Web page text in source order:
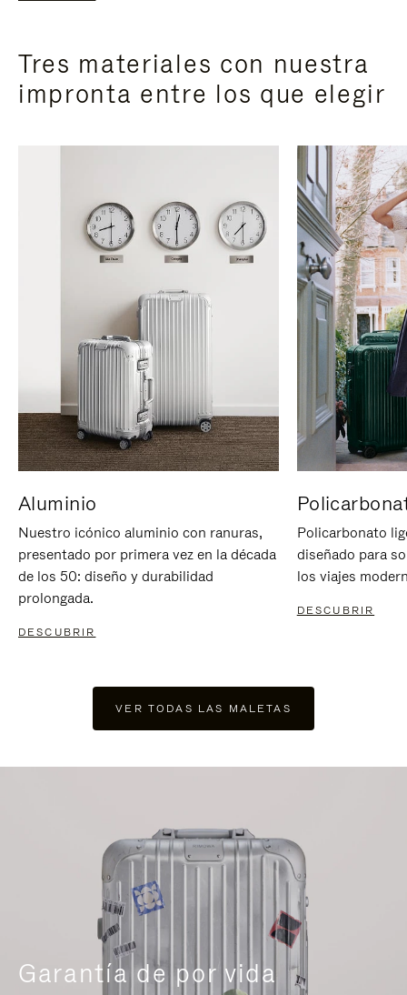
Tres materiales con nuestra
impronta entre los que elegir
Aluminio
Nuestro icónico aluminio con ranuras,
presentado por primera vez en la década
de los 50: diseño y durabilidad
prolongada.
DESCUBRIR
Policarbonato
diseñado para
los viajes
DESCUBRIR
VER TODAS LAS MALETAS
Garantía de por vida